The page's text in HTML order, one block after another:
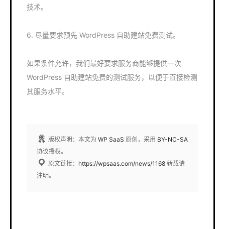
技术。
6. 尽量要求预先 WordPress 自助建站免费测试。
如果条件允许，我们最好要求服务商能够提供一次
WordPress 自助建站免费的测试服务，以便于直接检测
其服务水平。
版权声明：本文为 WP SaaS 原创，采用 BY-NC-SA
协议授权。
原文链接： https://wpsaas.com/news/1168 转载请
注明。